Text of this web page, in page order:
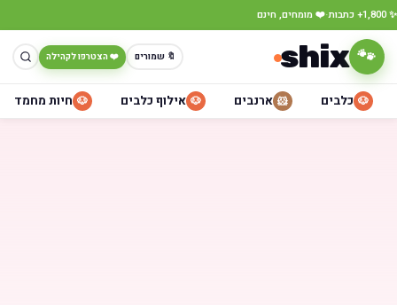
✨ 1,800+ כתבות ·❤️ מומחים, חינם
🐾
shix 🔖 שמורים ❤️ הצטרפו לקהילה
🐶 כלבים 🐹 ארנבים 🐶 אילוף כלבים 🐶 חיות מחמד